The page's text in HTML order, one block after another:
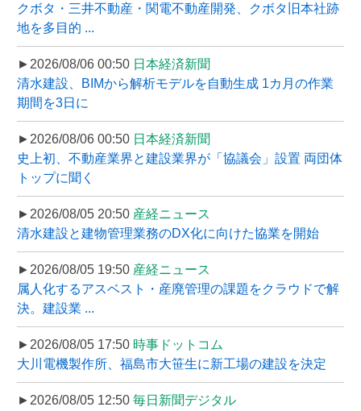
クボタ・三井不動産・関電不動産開発、クボタ旧本社跡
地を多目的 ...
►2026/08/06 00:50 日本経済新聞
清水建設、BIMから解析モデルを自動生成 1カ月の作業
期間を3日に
►2026/08/06 00:50 日本経済新聞
史上初、不動産業界と建設業界が「協議会」設置 両団体
トップに聞く
►2026/08/05 20:50 産経ニュース
清水建設と建物管理業務のDX化に向けた協業を開始
►2026/08/05 19:50 産経ニュース
属人化するアスベスト・産廃管理の課題をクラウドで解
決。建設業 ...
►2026/08/05 17:50 時事ドットコム
大川電機製作所、福島市大笹生に新工場の建設を決定
►2026/08/05 12:50 毎日新聞デジタル